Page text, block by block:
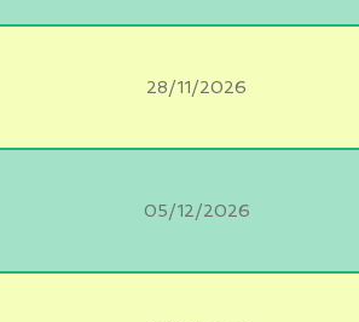
28/11/2026
05/12/2026